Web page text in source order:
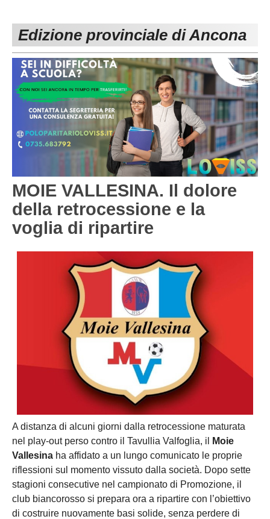
Carica la tua Rosa
1^ CATEGORIA
2^ CATEGORIA
3^ CATEGORIA
GIOVANILI
Edizione provinciale di Ancona
MOIE VALLESINA. Il dolore
della retrocessione e la
voglia di ripartire
A distanza di alcuni giorni dalla retrocessione maturata
nel play-out perso contro il Tavullia Valfoglia, il
Moie
Vallesina ha affidato a un lungo comunicato le proprie
riflessioni sul momento vissuto dalla società. Dopo sette
stagioni consecutive nel campionato di Promozione, il
club biancorosso si prepara ora a ripartire con l’obiettivo
di costruire nuovamente basi solide, senza perdere di